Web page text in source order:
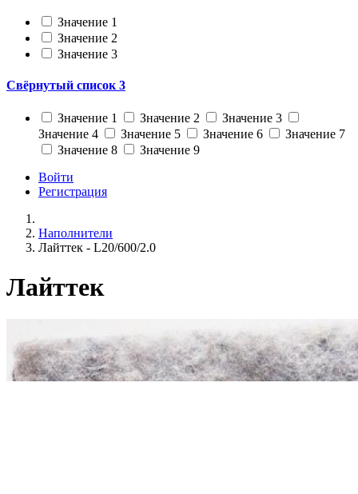
Значение 1
Значение 2
Значение 3
Свёрнутый список 3
Значение 1 Значение 2
Значение 3
Значение 4
Значение 5 Значение 6
Значение 7
Значение 8
Значение 9
Войти
Регистрация
Наполнители
Лайттек - L20/600/2.0
Лайттек